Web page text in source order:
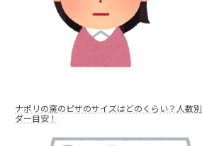
ナポリの窯のピザのサイズはどのくらい？人数
ダー目安！